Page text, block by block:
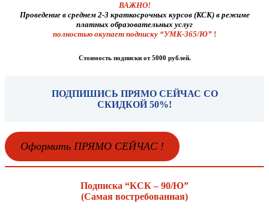
ВАЖНО!
Проведение в среднем 2-3 краткосрочных курсов (КСК) в режиме
платных образовательных услуг
полностью окупает подписку “УМК-365/Ю” !
Стоимость подписки от 5000 рублей.
ПОДПИШИСЬ ПРЯМО СЕЙЧАС СО
СКИДКОЙ 50%!
Оформить ПРЯМО СЕЙЧАС !
Подписка “КСК – 90/Ю”
(Самая востребованная)